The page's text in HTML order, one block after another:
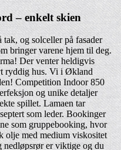
– enkelt skien
og solceller på fasader
bringer varene hjem til deg.
Der venter heldigvis
ryddig hus. Vi i Økland
Competition Indoor 850
og unike detaljer
spillet. Lamaen tar
som leder. Bookinger
som gruppebooking, hvor
olje med medium viskositet
nedløpsrør er viktige og du